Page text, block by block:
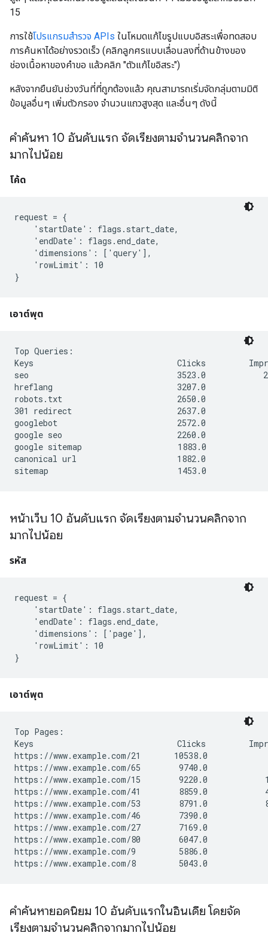
15
การใช้โปรแกรมสำรวจ APIs ในโหมดแก้ไขรูปแบบอิสระเพื่อทดสอบ
การค้นหาได้อย่างรวดเร็ว (คลิกลูกศรแบบเลื่อนลงที่ด้านข้างของ
ช่องเนื้อหาของคำขอ แล้วคลิก "ตัวแก้ไขอิสระ")
หลังจากยืนยันช่วงวันที่ที่ถูกต้องแล้ว คุณสามารถเริ่มจัดกลุ่มตามมิติ
ข้อมูลอื่นๆ เพิ่มตัวกรอง จํานวนแถวสูงสุด และอื่นๆ ดังนี้
คำค้นหา 10 อันดับแรก จัดเรียงตามจํานวนคลิกจาก
มากไปน้อย
โค้ด
request = {
    'startDate': flags.start_date,
    'endDate': flags.end_date,
    'dimensions': ['query'],
    'rowLimit': 10
เอาต์พุต
Top Queries:
Keys                              Clicks
seo                               3523.0
hreflang                          3207.0
robots.txt                        2650.0
301 redirect                      2637.0
googlebot                         2572.0
google seo                        2260.0
google sitemap                    1883.0
canonical url                     1882.0
หน้าเว็บ 10 อันดับแรก จัดเรียงตามจำนวนคลิกจาก
มากไปน้อย
รหัส
request = {
    'startDate': flags.start_date,
    'endDate': flags.end_date,
    'dimensions': ['page'],
    'rowLimit': 10
}
เอาต์พุต
Top Pages:
Keys                              Clicks
https://www.example.com/21       10538.0
https://www.example.com/65        9740.0
https://www.example.com/15        9220.0
https://www.example.com/41        8859.0
https://www.example.com/53        8791.0
https://www.example.com/46        7390.0
https://www.example.com/27        7169.0
https://www.example.com/80        6047.0
https://www.example.com/9         5886.0
คำค้นหายอดนิยม 10 อันดับแรกในอินเดีย โดยจัด
เรียงตามจำนวนคลิกจากมากไปน้อย